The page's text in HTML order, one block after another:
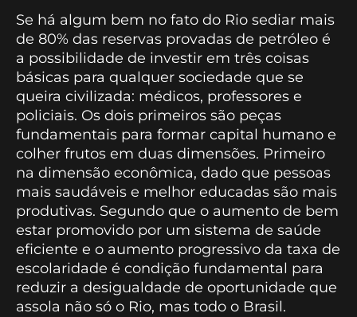
Se há algum bem no fato do Rio sediar mais
de 80% das reservas provadas de petróleo é
a possibilidade de investir em três coisas
básicas para qualquer sociedade que se
queira civilizada: médicos, professores e
policiais. Os dois primeiros são peças
fundamentais para formar capital humano e
colher frutos em duas dimensões. Primeiro
na dimensão econômica, dado que pessoas
mais saudáveis e melhor educadas são mais
produtivas. Segundo que o aumento de bem
estar promovido por um sistema de saúde
eficiente e o aumento progressivo da taxa de
escolaridade é condição fundamental para
reduzir a desigualdade de oportunidade que
assola não só o Rio, mas todo o Brasil.